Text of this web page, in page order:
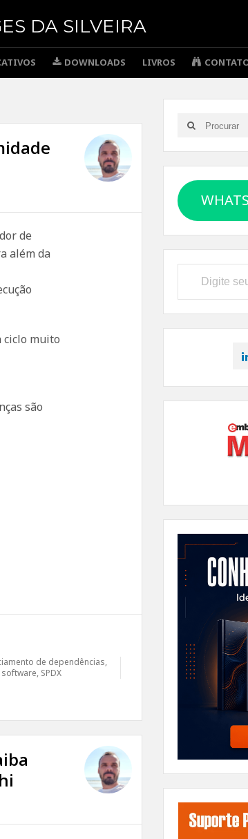
DA SILVEIRA
DOWNLOADS LIVROS
de
além da
ciclo muito
são
de dependências,
, SPDX
Search
for:
Search
Digite seu e-mail…